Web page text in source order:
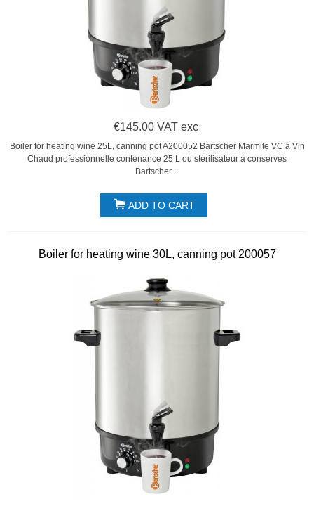
€145.00 VAT exc
Boiler for heating wine 25L, canning pot A200052 Bartscher Marmite VC à Vin
Chaud professionnelle contenance 25 L ou stérilisateur à conserves
Bartscher....
ADD TO CART
Boiler for heating wine 30L, canning pot 200057